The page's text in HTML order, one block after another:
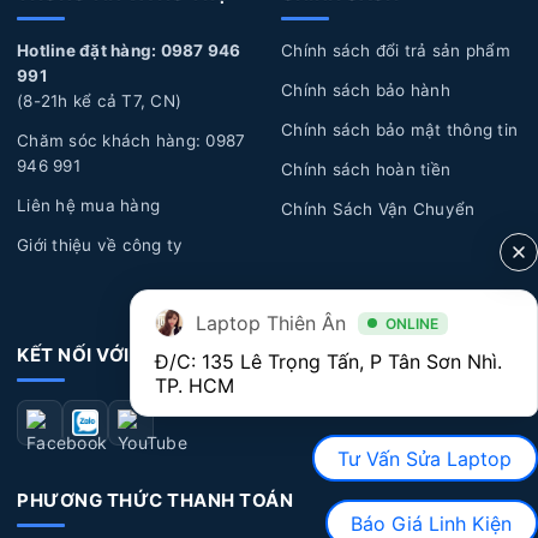
thể gặp một vài sự cố không mong muốn, như rơi rớt,
bong tróc, ẩm ướt, đổ nước, cà phê hoặc chất lỏng khác
chảy vào bàn phím, gây hỏng và không hoạt động đúng
Lỗi kỹ thuật:
Một số lỗi kỹ thuật từ nhà sản xuất có
thể xuất hiện sau một thời gian sử dụng dài, dẫn đến các
vấn đề về bàn phím như: chạm phím, liệt phím, bong
Dấu hiệu nhận biết Bàn Phím Laptop HP bị hư hỏng
Bàn phím không hoạt động: Một số phím không
nhận diện hoặc không hoạt động khi bạn bấm vào phím.
Điều này có thể xuất hiện ở một số phím cụ thể hoặc
Bàn phím bị kẹt: Bàn phím bị kẹt khi gõ một phím
Hotline đặt hàng: 0987 946
991
(8-21h kể cả T7, CN)
Chăm sóc khách hàng: 0987
946 991
Liên hệ mua hàng
Giới thiệu về công ty
Chính sách đổi trả sản phẩm
Chính sách bảo hành
Chính sách bảo mật thông tin
Chính sách hoàn tiền
Chính Sách Vận Chuyển
KẾT NỐI VỚI CHÚNG TÔI
PHƯƠNG THỨC THANH TOÁN
Laptop Thiên Ân ONLINE
Đ/C: 135 Lê Trọng Tấn, P Tân Sơn Nhì.
TP. HCM
Tư Vấn Sửa Laptop
Báo Giá Linh Kiện